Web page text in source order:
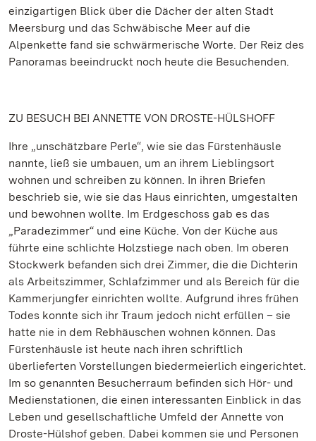
einzigartigen Blick über die Dächer der alten Stadt
Meersburg und das Schwäbische Meer auf die
Alpenkette fand sie schwärmerische Worte. Der Reiz des
Panoramas beeindruckt noch heute die Besuchenden.
ZU BESUCH BEI ANNETTE VON DROSTE-HÜLSHOFF
Ihre „unschätzbare Perle“, wie sie das Fürstenhäusle
nannte, ließ sie umbauen, um an ihrem Lieblingsort
wohnen und schreiben zu können. In ihren Briefen
beschrieb sie, wie sie das Haus einrichten, umgestalten
und bewohnen wollte. Im Erdgeschoss gab es das
„Paradezimmer“ und eine Küche. Von der Küche aus
führte eine schlichte Holzstiege nach oben. Im oberen
Stockwerk befanden sich drei Zimmer, die die Dichterin
als Arbeitszimmer, Schlafzimmer und als Bereich für die
Kammerjungfer einrichten wollte. Aufgrund ihres frühen
Todes konnte sich ihr Traum jedoch nicht erfüllen – sie
hatte nie in dem Rebhäuschen wohnen können. Das
Fürstenhäusle ist heute nach ihren schriftlich
überlieferten Vorstellungen biedermeierlich eingerichtet.
Im so genannten Besucherraum befinden sich Hör- und
Medienstationen, die einen interessanten Einblick in das
Leben und gesellschaftliche Umfeld der Annette von
Droste-Hülshof geben. Dabei kommen sie und Personen